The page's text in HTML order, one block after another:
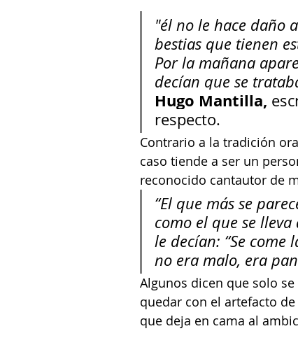
"él no le hace daño
bestias que tienen
Por la mañana
decían que se
Hugo Mantilla,
respecto.
Contrario a la tradición
caso tiende a ser un
reconocido cantautor de
“El que más se
como el que se
le decían: “Se come
no era malo, era
Algunos dicen que solo
quedar con el artefacto
que deja en cama al